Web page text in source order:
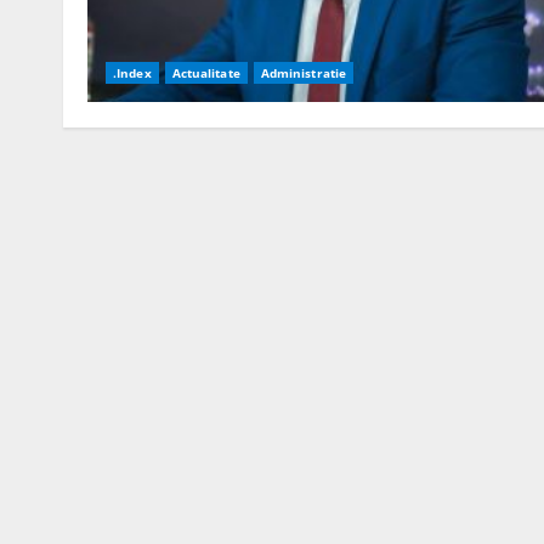
.Index Actualitate Administratie